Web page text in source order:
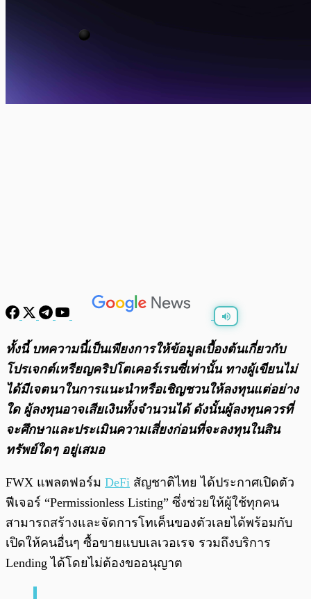
0:00 / 0:00
ทั้งนี้ บทความนี้เป็นเพียงการให้ข้อมูลเบื้องต้นเกี่ยวกับ
โปรเจกต์เหรียญคริปโตเคอร์เรนซี่เท่านั้น ทางผู้เขียนไม่
ได้มีเจตนาในการแนะนำหรือเชิญชวนให้ลงทุนแต่อย่าง
ใด ผู้ลงทุนอาจเสียเงินทั้งจำนวนได้ ดังนั้นผู้ลงทุนควรที่
จะศึกษาและประเมินความเสี่ยงก่อนที่จะลงทุนในสิน
ทรัพย์ใดๆ อยู่เสมอ
FWX แพลตฟอร์ม DeFi สัญชาติไทย ได้ประกาศเปิดตัว
ฟีเจอร์ “Permissionless Listing” ซึ่งช่วยให้ผู้ใช้ทุกคน
สามารถสร้างและจัดการโทเค็นของตัวเลยได้พร้อมกับ
เปิดให้คนอื่นๆ ซื้อขายแบบเลเวอเรจ รวมถึงบริการ
Lending ได้โดยไม่ต้องขออนุญาต